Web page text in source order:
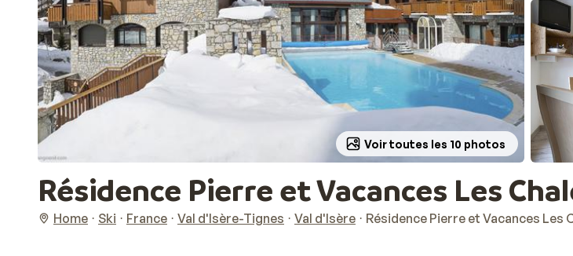
Voir toutes les 10 photos
Résidence Pierre et Vacances Les
Home Ski France Val d'Isère-Tignes Val d'Isère Résidence Pierre et Vacances Les